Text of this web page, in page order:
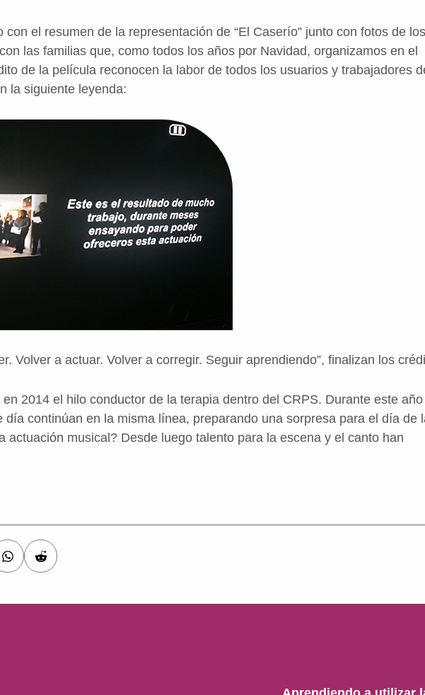
el resumen de la representación de “El Caserío” junto con fotos de los
las familias que, como todos los años por Navidad, organizamos en el
de la película reconocen la labor de todos los usuarios y trabajadores
la siguiente leyenda:
Volver a actuar. Volver a corregir. Seguir aprendiendo”, finalizan los
2014 el hilo conductor de la terapia dentro del CRPS. Durante este
día continúan en la misma línea, preparando una sorpresa para el día de
actuación musical? Desde luego talento para la escena y el canto han